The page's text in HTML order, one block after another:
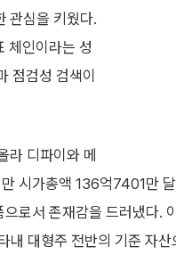
관심을 키웠다.
체인이라는 성
점검성 검색이
디파이와 메
시가총액 136억7401만
로서 존재감을 드러냈다.
대형주 전반의 기준 자산